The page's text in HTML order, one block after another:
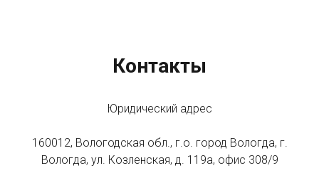
Контакты
Юридический адрес
160012, Вологодская обл., г.о. город Вологда, г.
Вологда, ул. Козленская, д. 119а, офис 308/9